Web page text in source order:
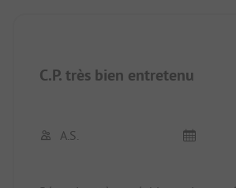
C.P. très bien entretenu
A.S.